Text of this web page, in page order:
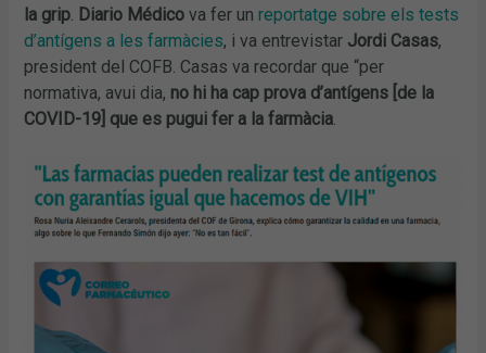
la grip. Diario Médico va fer unreportatge sobre els tests
d’antígens a les farmàcies, i va entrevistar Jordi Casas,
president del COFB. Casas va recordar que “per
normativa, avui dia, no hi ha cap prova d’antígens [de la
COVID-19] que es pugui fer a la farmàcia.